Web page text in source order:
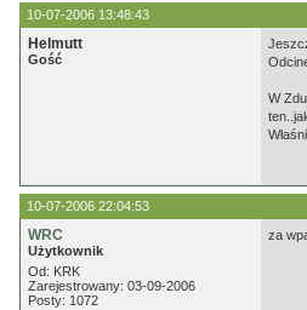
10-07-2006 13:48:43
Helmutt
Gość
W
10-07-2006 22:04:53
WRC
Użytkownik
Od: KRK
Zarejestrowany: 03-09-2006
Posty: 1072
za